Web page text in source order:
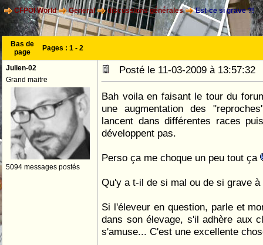
CFPOI World General discussions générales Est-ce si grave ?!
Bas de
page
Pages : 1 - 2
Julien-02
Grand maitre
5094 messages postés
Posté le 11-03-2009 à
Bah voila en faisant le tour du
une augmentation des
lancent dans différentes races
développent pas.
Perso ça me choque un peu tout ça
Qu'y a t-il de si mal ou de si grave
Si l'éleveur en question, parle et
dans son élevage, s'il adhère aux
s'amuse... C'est une excellente